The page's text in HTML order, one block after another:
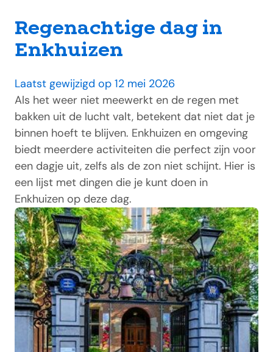
Regenachtige dag in
Enkhuizen
Laatst gewijzigd op 12 mei 2026
Als het weer niet meewerkt en de regen met
bakken uit de lucht valt, betekent dat niet dat je
binnen hoeft te blijven. Enkhuizen en omgeving
biedt meerdere activiteiten die perfect zijn voor
een dagje uit, zelfs als de zon niet schijnt. Hier is
een lijst met dingen die je kunt doen in
Enkhuizen op deze dag.